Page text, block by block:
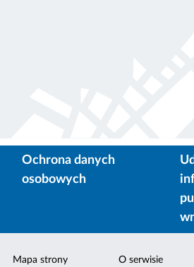
Ochrona danych
osobowych
Mapa strony O serwisie